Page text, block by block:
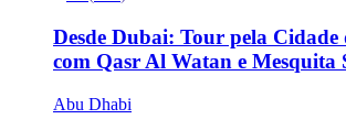
Desde Dubai: Tour pela
com Qasr Al Watan e Mesquita
Abu Dhabi